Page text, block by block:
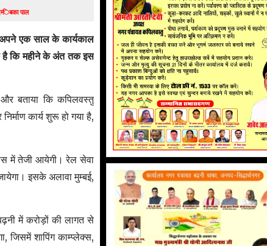
पाल
अपने एक साल के कार्यकाल
है कि महीने के अंत तक इस
और बताया कि कपिलवस्तु
कार्य शुरू हो गया है,
में तेजी आयेगी। रेल सेवा
इसके अलावा मुम्बई,
में करोड़ों की लागत से
जिसमें शापिंग काम्प्लेक्स,